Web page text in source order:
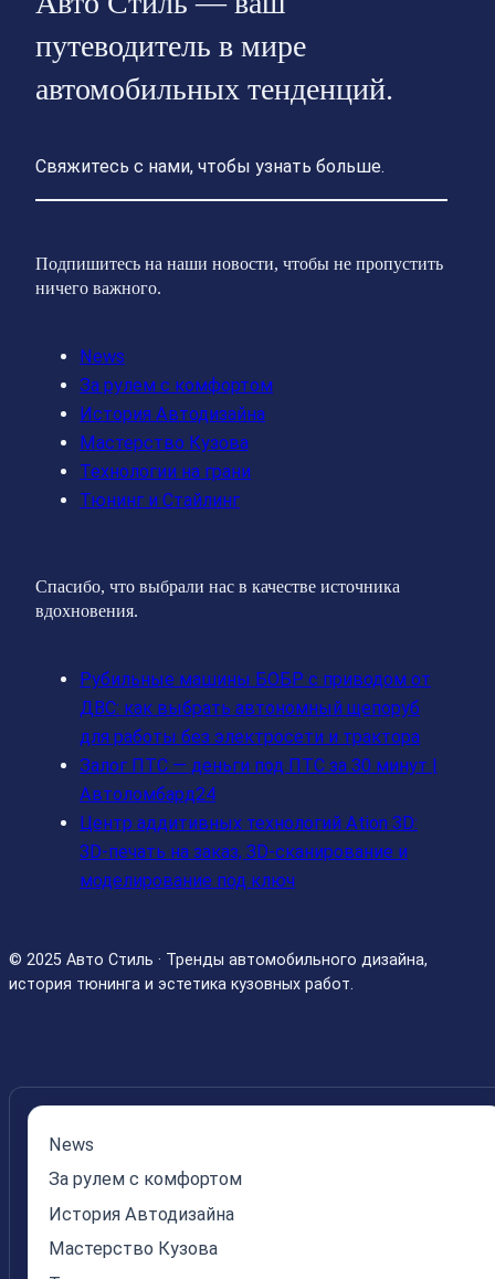
путеводитель в мире
автомобильных тенденций.
Свяжитесь с нами, чтобы узнать больше.
Подпишитесь на наши новости, чтобы не пропустить
ничего важного.
News
За рулем с комфортом
История Автодизайна
Мастерство Кузова
Технологии на грани
Тюнинг и Стайлинг
Спасибо, что выбрали нас в качестве источника
вдохновения.
Рубильные машины БОБР с приводом от
ДВС: как выбрать автономный щепоруб
для работы без электросети и трактора
Залог ПТС — деньги под ПТС за 30 минут |
Автоломбард24
Центр аддитивных технологий Ation 3D:
3D-печать на заказ, 3D-сканирование и
моделирование под ключ
© 2025 Авто Стиль · Тренды автомобильного дизайна,
история тюнинга и эстетика кузовных работ.
News
За рулем с комфортом
История Автодизайна
Мастерство Кузова